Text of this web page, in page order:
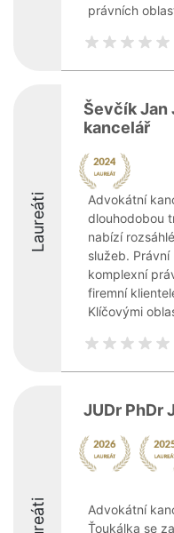
právních
Laureáti
Ševčík Jan
kancelář
Advokátní
dlouhodobou
nabízí
služeb.
komplexní
firemní
Klíčovými
JUDr PhDr
Advokátní
Ťoukálka se